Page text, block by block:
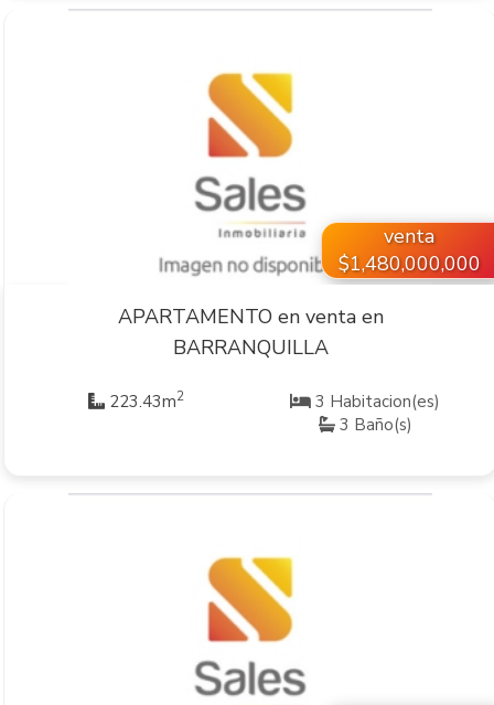
VER INMUEBLE
venta
$1,480,000,000
APARTAMENTO en venta en
BARRANQUILLA
223.43m2
3 Habitacion(es)
3 Baño(s)
VER INMUEBLE